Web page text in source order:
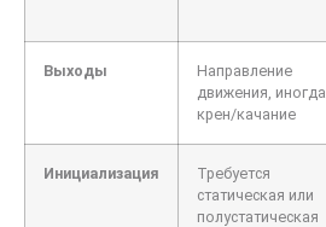
Выходы
Направление
движения, иногда
крен/качание
Инициализация
Требуется
статическая или
полустатическая